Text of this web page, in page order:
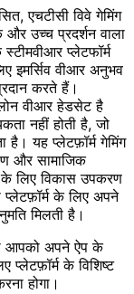
एचटीसी विवे गेमिंग
उच्च प्रदर्शन वाला
प्लेटफॉर्म
इमर्सिव वीआर अनुभव
करते हैं।
वीआर हेडसेट है
नहीं होती है, जो
यह प्लेटफ़ॉर्म गेमिंग
और सामाजिक
लिए विकास उपकरण
प्लेटफ़ॉर्म के लिए अपने
मिलती है।
आपको अपने ऐप के
के विशिष्ट
होगा।